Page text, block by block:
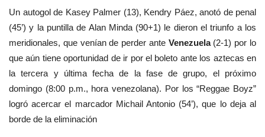
Un autogol de Kasey Palmer (13), Kendry Páez, anotó de penal
(45’) y la puntillade Alan Minda (90+1) le dieron el triunfo a los
meridionales, que venían de perder ante Venezuela (2-1) por lo
que aún tiene oportunidad de ir por el boleto ante los aztecas en
la tercera y últimafecha de la fase de grupo, el próximo
domingo (8:00 p.m., hora venezolana). Por los “Reggae Boyz”
logró acercar el marcador Michail Antonio (54’), que lo deja al
borde de la eliminación